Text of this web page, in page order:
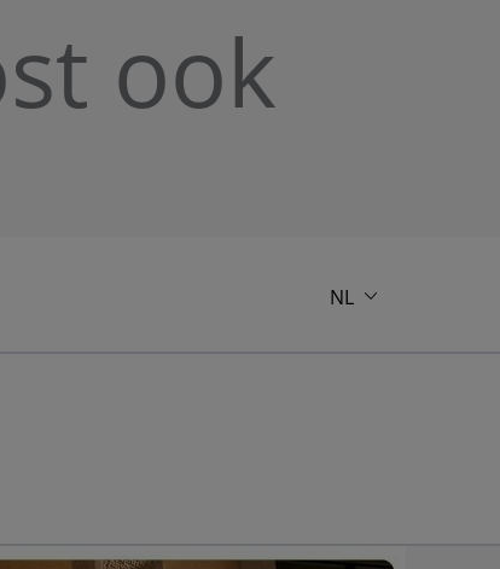
ook
NL